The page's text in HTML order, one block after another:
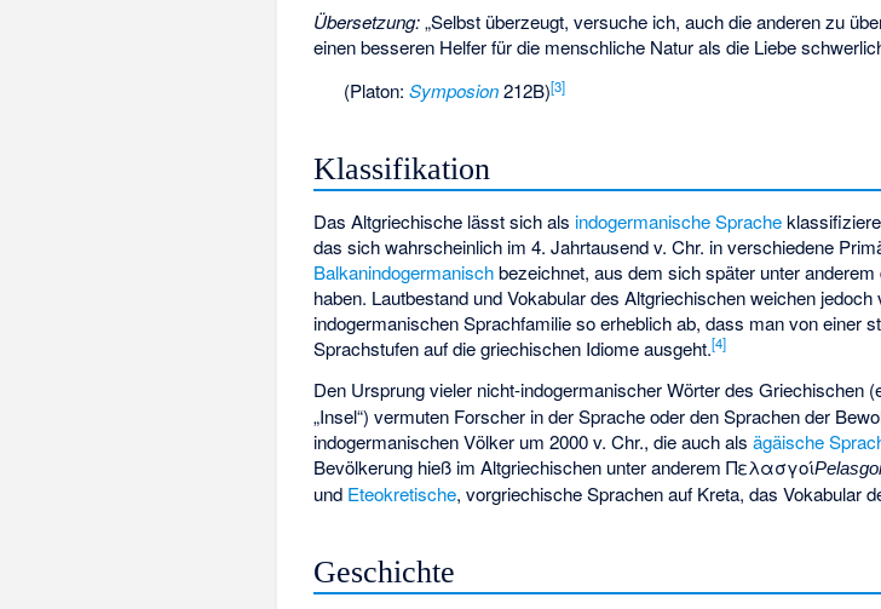
Übersetzung:„Selbst überzeugt, versuche ich, auch die anderen zu
einen besseren Helfer für die menschliche Natur als die Liebe
(Platon: Symposion212B)[3]
Klassifikation
Das Altgriechische lässt sich als indogermanische Sprache
das sich wahrscheinlich im 4. Jahrtausend v. Chr. in verschiedene
Balkanindogermanischbezeichnet, aus dem sich später unter
haben. Lautbestand und Vokabular des Altgriechischen weichen
indogermanischen Sprachfamilie so erheblich ab, dass man von einer
Sprachstufen auf die griechischen Idiome ausgeht.[4]
Den Ursprung vieler nicht-indogermanischer Wörter des Griechischen
„Insel“) vermuten Forscher in der Sprache oder den Sprachen der
indogermanischen Völker um 2000 v. Chr., die auch alsägäische
Bevölkerung hieß im Altgriechischen unter anderemΠελασγοί
und Eteokretische, vorgriechische Sprachen auf Kreta, das Vokabular
Geschichte